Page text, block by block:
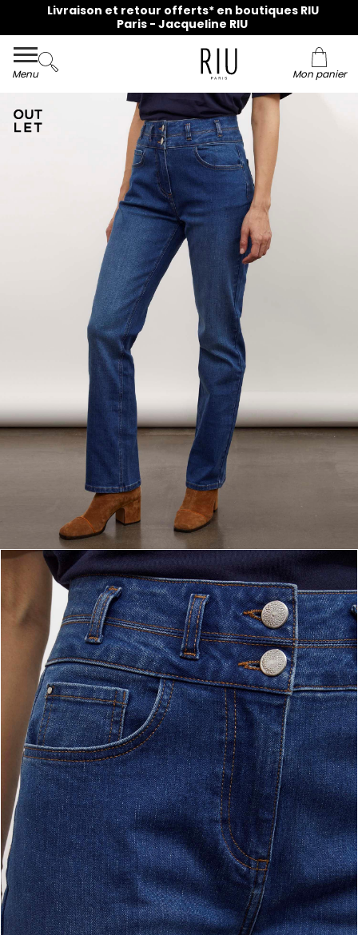
Livraison et retour offerts* en boutiques RIU
Paris - Jacqueline RIU
Menu Mon panier